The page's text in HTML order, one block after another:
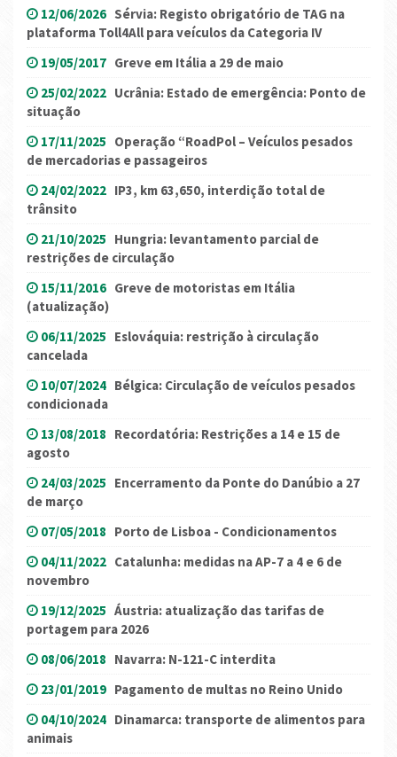
12/06/2026 Sérvia: Registo obrigatório de TAG na
plataforma Toll4All para veículos da Categoria IV
19/05/2017 Greve em Itália a 29 de maio
25/02/2022 Ucrânia: Estado de emergência: Ponto de
situação
17/11/2025 Operação “RoadPol – Veículos pesados
de mercadorias e passageiros
24/02/2022 IP3, km 63,650, interdição total de
trânsito
21/10/2025 Hungria: levantamento parcial de
restrições de circulação
15/11/2016 Greve de motoristas em Itália
(atualização)
06/11/2025 Eslováquia: restrição à circulação
cancelada
10/07/2024 Bélgica: Circulação de veículos pesados
condicionada
13/08/2018 Recordatória: Restrições a 14 e 15 de
agosto
24/03/2025 Encerramento da Ponte do Danúbio a 27
de março
07/05/2018 Porto de Lisboa - Condicionamentos
04/11/2022 Catalunha: medidas na AP-7 a 4 e 6 de
novembro
19/12/2025 Áustria: atualização das tarifas de
portagem para 2026
08/06/2018 Navarra: N-121-C interdita
23/01/2019 Pagamento de multas no Reino Unido
04/10/2024 Dinamarca: transporte de alimentos para
animais